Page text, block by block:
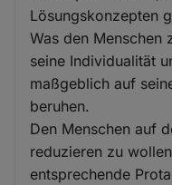
Lösungskonzepten
Was den Menschen
seine Individualität
maßgeblich auf
beruhen.
Den Menschen auf
reduzieren zu
entsprechende